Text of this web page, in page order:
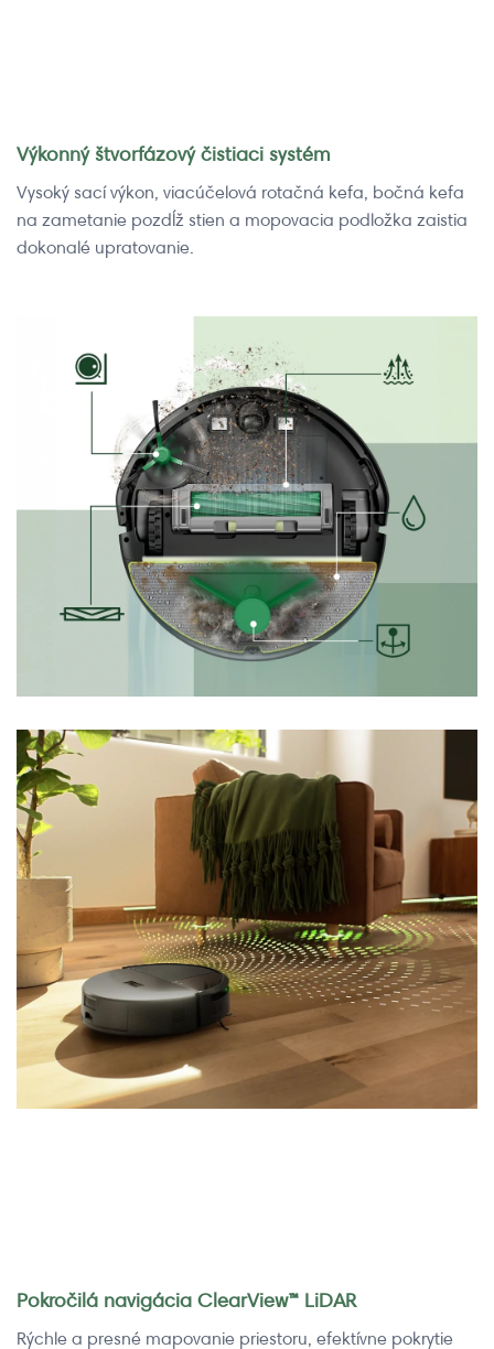
Výkonný štvorfázový čistiaci systém
Vysoký sací výkon, viacúčelová rotačná kefa, bočná kefa
na zametanie pozdĺž stien a mopovacia podložka zaistia
dokonalé upratovanie.
Pokročilá navigácia ClearView™ LiDAR
Rýchle a presné mapovanie priestoru, efektívne pokrytie